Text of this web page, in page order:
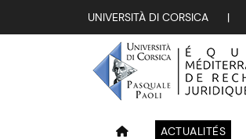
UNIVERSITÀ DI CORSICA |
ACTUALITÉS